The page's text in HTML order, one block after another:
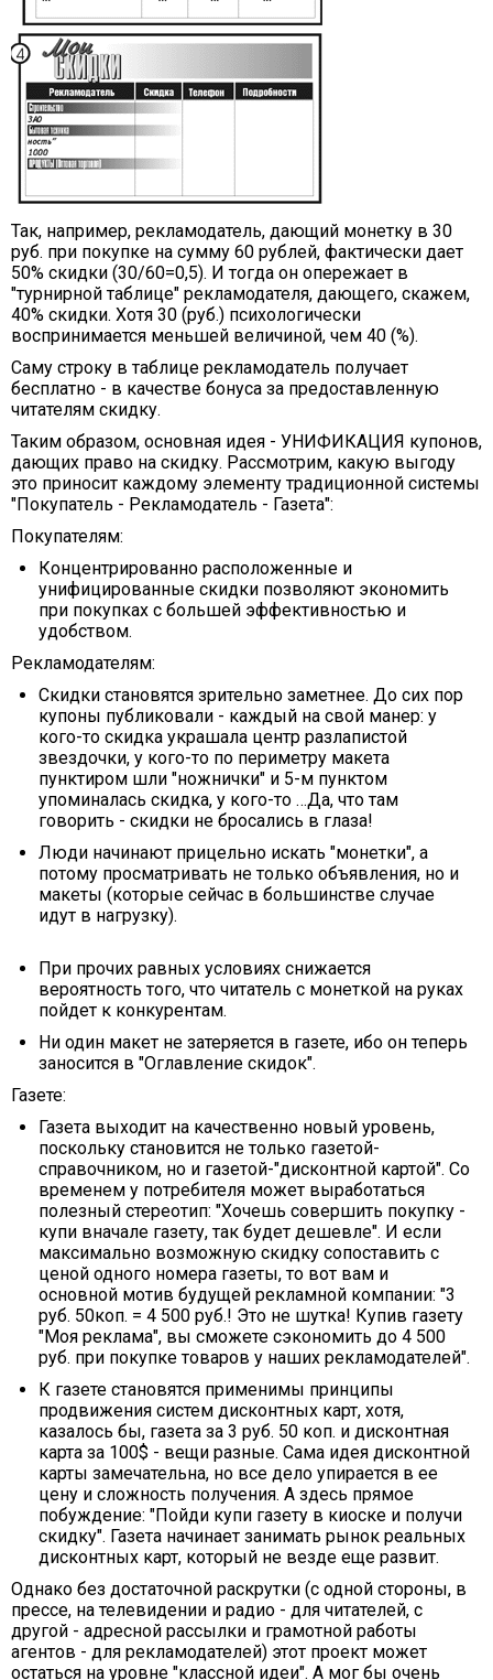
Так, например, рекламодатель, дающий монетку в 30
руб. при покупке на сумму 60 рублей, фактически дает
50% скидки (30/60=0,5). И тогда он опережает в
"турнирной таблице" рекламодателя, дающего, скажем,
40% скидки. Хотя 30 (руб.) психологически
воспринимается меньшей величиной, чем 40 (%).
Саму строку в таблице рекламодатель получает
бесплатно - в качестве бонуса за предоставленную
читателям скидку.
Таким образом, основная идея - УНИФИКАЦИЯ купонов,
дающих право на скидку. Рассмотрим, какую выгоду
это приносит каждому элементу традиционной системы
"Покупатель - Рекламодатель - Газета":
Покупателям:
Концентрированно расположенные и
унифицированные скидки позволяют экономить
при покупках с большей эффективностью и
удобством.
Рекламодателям:
Скидки становятся зрительно заметнее. До сих пор
купоны публиковали - каждый на свой манер: у
кого-то скидка украшала центр разлапистой
звездочки, у кого-то по периметру макета
пунктиром шли "ножнички" и 5-м пунктом
упоминалась скидка, у кого-то …Да, что там
говорить - скидки не бросались в глаза!
Люди начинают прицельно искать "монетки", а
потому просматривать не только объявления, но и
макеты (которые сейчас в большинстве случае
идут в нагрузку).
При прочих равных условиях снижается
вероятность того, что читатель с монеткой на руках
пойдет к конкурентам.
Ни один макет не затеряется в газете, ибо он теперь
заносится в "Оглавление скидок".
Газете:
Газета выходит на качественно новый уровень,
поскольку становится не только газетой-
справочником, но и газетой-"дисконтной картой". Со
временем у потребителя может выработаться
полезный стереотип: "Хочешь совершить покупку -
купи вначале газету, так будет дешевле". И если
максимально возможную скидку сопоставить с
ценой одного номера газеты, то вот вам и
основной мотив будущей рекламной компании: "3
руб. 50коп. = 4 500 руб.! Это не шутка! Купив газету
"Моя реклама", вы сможете сэкономить до 4 500
руб. при покупке товаров у наших рекламодателей".
К газете становятся применимы принципы
продвижения систем дисконтных карт, хотя,
казалось бы, газета за 3 руб. 50 коп. и дисконтная
карта за 100$ - вещи разные. Сама идея дисконтной
карты замечательна, но все дело упирается в ее
цену и сложность получения. А здесь прямое
побуждение: "Пойди купи газету в киоске и получи
скидку". Газета начинает занимать рынок реальных
дисконтных карт, который не везде еще развит.
Однако без достаточной раскрутки (с одной стороны, в
прессе, на телевидении и радио - для читателей, с
другой - адресной рассылки и грамотной работы
агентов - для рекламодателей) этот проект может
остаться на уровне "классной идеи". А мог бы очень